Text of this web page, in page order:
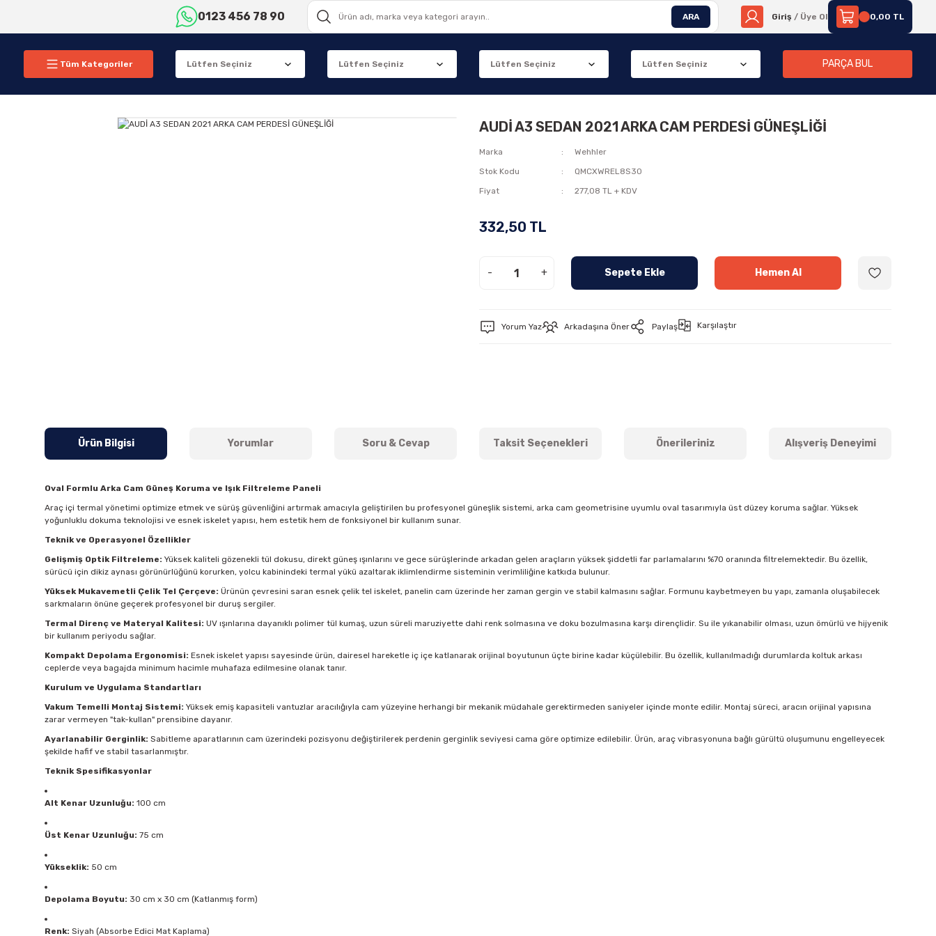
0123 456 78 90 ARA Giriş / Üye Ol 0,00 TL
Tüm Kategoriler PARÇA BUL
AUDİ A3 SEDAN 2021 ARKA CAM PERDESİ GÜNEŞLİĞİ
Marka
Wehhler
Stok Kodu
QMCXWREL8S30
Fiyat
277,08 TL + KDV
332,50 TL
- + Sepete Ekle Hemen Al
Yorum Yaz Arkadaşına Öner Paylaş Karşılaştır
Ürün Bilgisi Yorumlar Soru & Cevap Taksit Seçenekleri Önerileriniz Alışveriş Deneyimi
Oval Formlu Arka Cam Güneş Koruma ve Işık Filtreleme Paneli
Araç içi termal yönetimi optimize etmek ve sürüş güvenliğini artırmak amacıyla geliştirilen bu profesyonel güneşlik sistemi, arka cam geometrisine uyumlu oval tasarımıyla üst düzey koruma sağlar. Yüksek
yoğunluklu dokuma teknolojisi ve esnek iskelet yapısı, hem estetik hem de fonksiyonel bir kullanım sunar.
Teknik ve Operasyonel Özellikler
Gelişmiş Optik Filtreleme: Yüksek kaliteli gözenekli tül dokusu, direkt güneş ışınlarını ve gece sürüşlerinde arkadan gelen araçların yüksek şiddetli far parlamalarını %70 oranında filtrelemektedir. Bu özellik,
sürücü için dikiz aynası görünürlüğünü korurken, yolcu kabinindeki termal yükü azaltarak iklimlendirme sisteminin verimliliğine katkıda bulunur.
Yüksek Mukavemetli Çelik Tel Çerçeve: Ürünün çevresini saran esnek çelik tel iskelet, panelin cam üzerinde her zaman gergin ve stabil kalmasını sağlar. Formunu kaybetmeyen bu yapı, zamanla oluşabilecek
sarkmaların önüne geçerek profesyonel bir duruş sergiler.
Termal Direnç ve Materyal Kalitesi: UV ışınlarına dayanıklı polimer tül kumaş, uzun süreli maruziyette dahi renk solmasına ve doku bozulmasına karşı dirençlidir. Su ile yıkanabilir olması, uzun ömürlü ve hijyenik
bir kullanım periyodu sağlar.
Kompakt Depolama Ergonomisi: Esnek iskelet yapısı sayesinde ürün, dairesel hareketle iç içe katlanarak orijinal boyutunun üçte birine kadar küçülebilir. Bu özellik, kullanılmadığı durumlarda koltuk arkası
ceplerde veya bagajda minimum hacimle muhafaza edilmesine olanak tanır.
Kurulum ve Uygulama Standartları
Vakum Temelli Montaj Sistemi: Yüksek emiş kapasiteli vantuzlar aracılığıyla cam yüzeyine herhangi bir mekanik müdahale gerektirmeden saniyeler içinde monte edilir. Montaj süreci, aracın orijinal yapısına
zarar vermeyen "tak-kullan" prensibine dayanır.
Ayarlanabilir Gerginlik: Sabitleme aparatlarının cam üzerindeki pozisyonu değiştirilerek perdenin gerginlik seviyesi cama göre optimize edilebilir. Ürün, araç vibrasyonuna bağlı gürültü oluşumunu engelleyecek
şekilde hafif ve stabil tasarlanmıştır.
Teknik Spesifikasyonlar
Alt Kenar Uzunluğu: 100 cm
Üst Kenar Uzunluğu: 75 cm
Yükseklik: 50 cm
Depolama Boyutu: 30 cm x 30 cm (Katlanmış form)
Renk: Siyah (Absorbe Edici Mat Kaplama)